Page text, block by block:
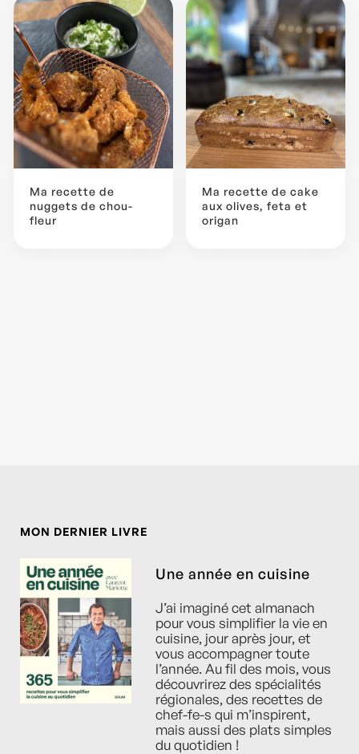
Ma recette de
nuggets de chou-
fleur
Ma recette de cake
aux olives, feta et
origan
MON DERNIER LIVRE
Une année en cuisine
J’ai imaginé cet almanach
pour vous simplifier la vie en
cuisine, jour après jour, et
vous accompagner toute
l’année. Au fil des mois, vous
découvrirez des spécialités
régionales, des recettes de
chef-fe-s qui m’inspirent,
mais aussi des plats simples
du quotidien !